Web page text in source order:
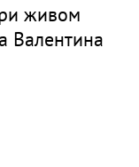
живом
Валентина